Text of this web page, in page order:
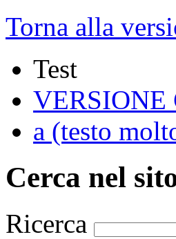
Torna alla
Test
a (testo
Cerca nel
Ricerca